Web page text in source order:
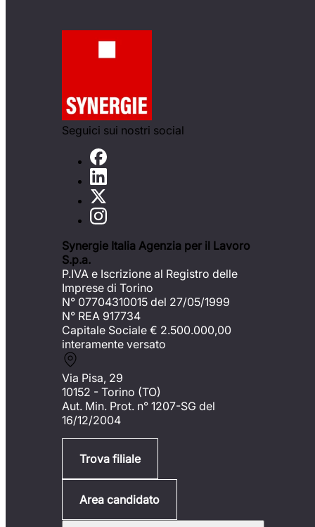
Seguici sui nostri social
Synergie Italia Agenzia per il Lavoro
S.p.a.
P.IVA e Iscrizione al Registro delle
Imprese di Torino
N° 07704310015 del 27/05/1999
N° REA 917734
Capitale Sociale € 2.500.000,00
interamente versato
Via Pisa, 29
10152 - Torino (TO)
Aut. Min. Prot. n° 1207-SG del
16/12/2004
Trova filiale
Area candidato